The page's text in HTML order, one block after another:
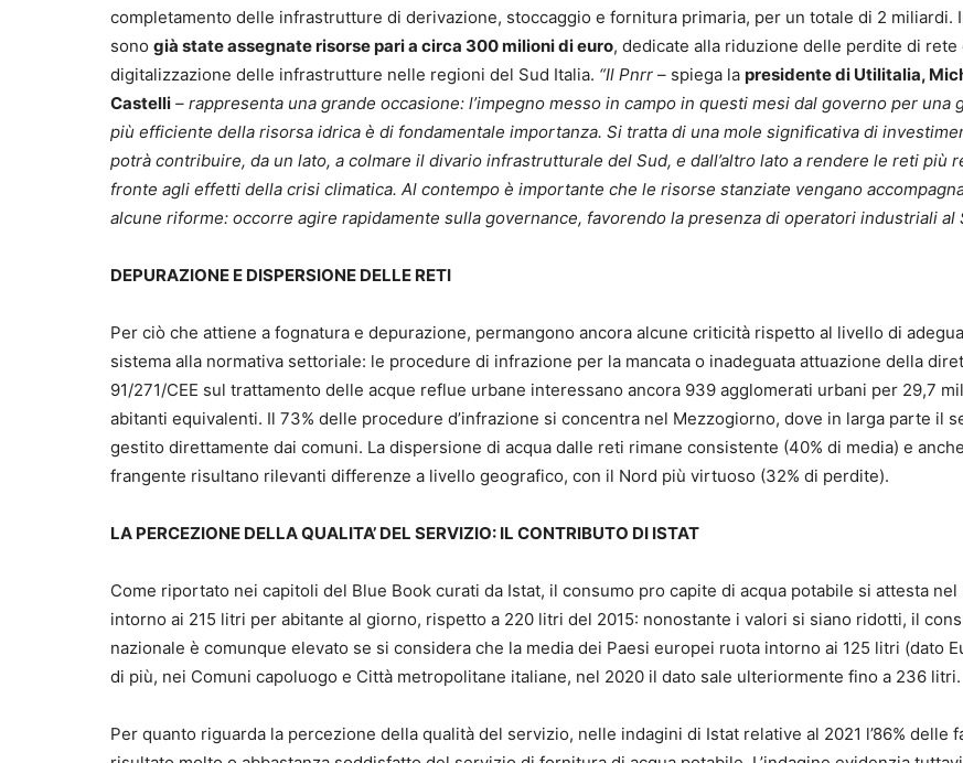
completamento delle infrastrutture di derivazione, stoccaggio e fornitura primaria, per un totale di 2 miliardi.
sono già state assegnate risorse pari a circa 300 milioni di euro, dedicate alla riduzione delle perdite di rete
digitalizzazione delle infrastrutture nelle regioni del Sud Italia. “Il Pnrr – spiega la presidente di Utilitalia,
Castelli – rappresenta una grande occasione: l’impegno messo in campo in questi mesi dal governo per una
più efficiente della risorsa idrica è di fondamentale importanza. Si tratta di una mole significativa di
potrà contribuire, da un lato, a colmare il divario infrastrutturale del Sud, e dall’altro lato a rendere le reti più
fronte agli effetti della crisi climatica. Al contempo è importante che le risorse stanziate vengano
alcune riforme: occorre agire rapidamente sulla governance, favorendo la presenza di operatori industriali al
DEPURAZIONE E DISPERSIONE DELLE RETI
Per ciò che attiene a fognatura e depurazione, permangono ancora alcune criticità rispetto al livello di
sistema alla normativa settoriale: le procedure di infrazione per la mancata o inadeguata attuazione della
91/271/CEE sul trattamento delle acque reflue urbane interessano ancora 939 agglomerati urbani per 29,7
abitanti equivalenti. Il 73% delle procedure d’infrazione si concentra nel Mezzogiorno, dove in larga parte il
gestito direttamente dai comuni. La dispersione di acqua dalle reti rimane consistente (40% di media) e
frangente risultano rilevanti differenze a livello geografico, con il Nord più virtuoso (32% di perdite).
LA PERCEZIONE DELLA QUALITA’ DEL SERVIZIO: IL CONTRIBUTO DI ISTAT
Come riportato nei capitoli del Blue Book curati da Istat, il consumo pro capite di acqua potabile si attesta nel
intorno ai 215 litri per abitante al giorno, rispetto a 220 litri del 2015: nonostante i valori si siano ridotti, il
nazionale è comunque elevato se si considera che la media dei Paesi europei ruota intorno ai 125 litri (dato
di più, nei Comuni capoluogo e Città metropolitane italiane, nel 2020 il dato sale ulteriormente fino a 236 litri.
Per quanto riguarda la percezione della qualità del servizio, nelle indagini di Istat relative al 2021 l’86% delle